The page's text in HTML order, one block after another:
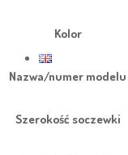
Kolor
Nazwa/numer modelu
Szerokość soczewki